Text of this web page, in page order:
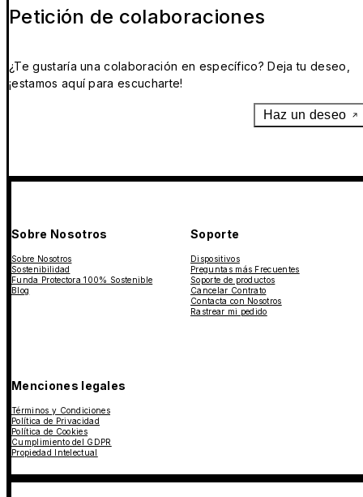
Petición de colaboraciones
¿Te gustaría una colaboración en específico? Deja tu deseo,
¡estamos aquí para escucharte!
Haz un deseo
Sobre Nosotros
Sobre Nosotros
Sostenibilidad
Funda Protectora 100% Sostenible
Blog
Soporte
Dispositivos
Preguntas más Frecuentes
Soporte de productos
Cancelar Contrato
Contacta con Nosotros
Rastrear mi pedido
Menciones legales
Términos y Condiciones
Política de Privacidad
Política de Cookies
Cumplimiento del GDPR
Propiedad Intelectual